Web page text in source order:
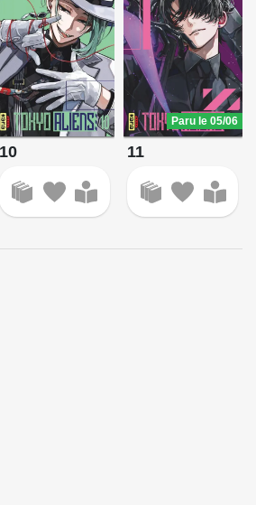
10
Paru le 05/06
11